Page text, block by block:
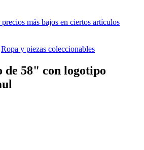
precios más bajos en ciertos artículos
Ropa y piezas coleccionables
de 58" con logotipo